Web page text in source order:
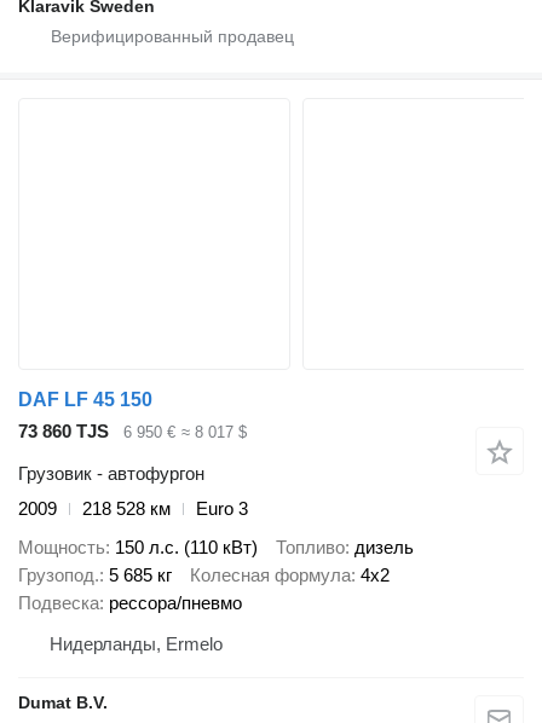
Klaravik Sweden
DAF LF 45 150
73 860 TJS
6 950 € ≈ 8 017 $
Грузовик - автофургон
2009
218 528 км
Euro 3
Мощность 150 л.с. (110 кВт) Топливо дизель
Грузопод. 5 685 кг Колесная формула 4x2
Подвеска рессора/пневмо
Нидерланды, Ermelo
Dumat B.V.